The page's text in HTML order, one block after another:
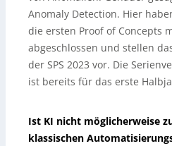
Anomaly Detection. Hier
die ersten Proof of Concepts
abgeschlossen und stellen
der SPS 2023 vor. Die
ist bereits für das erste
Ist KI nicht möglicherweise
klassischen